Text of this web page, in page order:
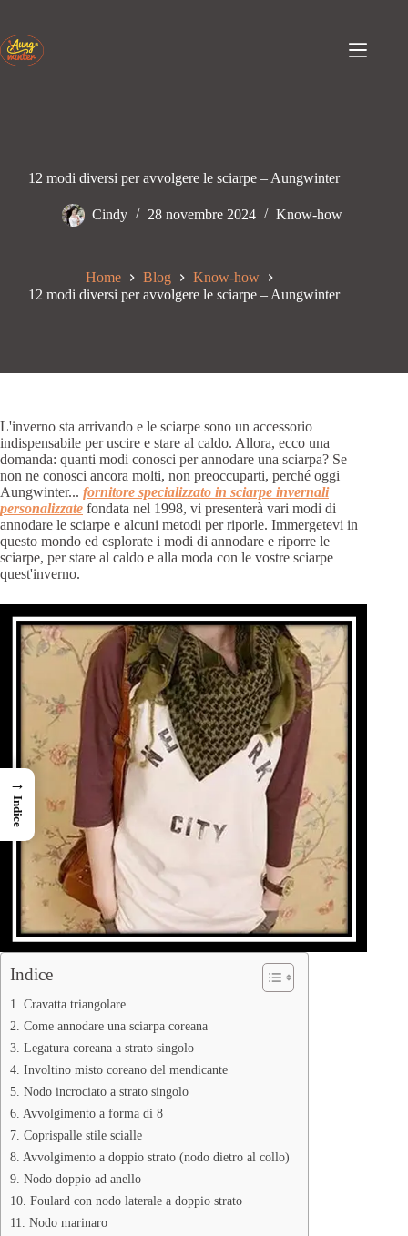
contenuto
12 modi diversi per avvolgere le sciarpe – Aungwinter
Cindy 28 novembre 2024 Know-how
Home Blog
Know-how
12 modi diversi per avvolgere le sciarpe – Aungwinter
L'inverno sta arrivando e le sciarpe sono un accessorio
indispensabile per uscire e stare al caldo. Allora, ecco una
domanda: quanti modi conosci per annodare una sciarpa? Se
non ne conosci ancora molti, non preoccuparti, perché oggi
Aungwinter... fornitore specializzato in sciarpe invernali
personalizzate fondata nel 1998, vi presenterà vari modi di
annodare le sciarpe e alcuni metodi per riporle. Immergetevi in
questo mondo ed esplorate i modi di annodare e riporre le
sciarpe, per stare al caldo e alla moda con le vostre sciarpe
quest'inverno.
Indice
1. Cravatta triangolare
2. Come annodare una sciarpa coreana
3. Legatura coreana a strato singolo
4. Involtino misto coreano del mendicante
5. Nodo incrociato a strato singolo
6. Avvolgimento a forma di 8
7. Coprispalle stile scialle
8. Avvolgimento a doppio strato (nodo dietro al collo)
9. Nodo doppio ad anello
10. Foulard con nodo laterale a doppio strato
11. Nodo marinaro
→
Indice